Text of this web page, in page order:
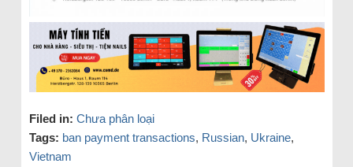
Filed in: Chưa phân loại
Tags: ban payment transactions, Russian, Ukraine,
Vietnam